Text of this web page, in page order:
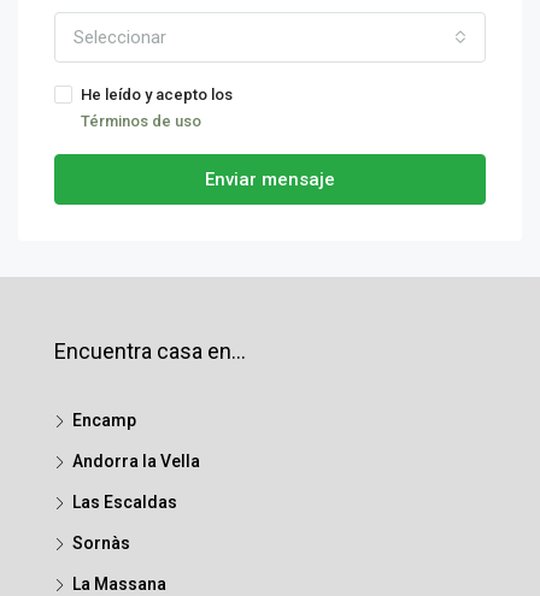
Seleccionar
He leído y acepto los
Términos de uso
Enviar mensaje
Encuentra casa en…
Encamp
Andorra la Vella
Las Escaldas
Sornàs
La Massana